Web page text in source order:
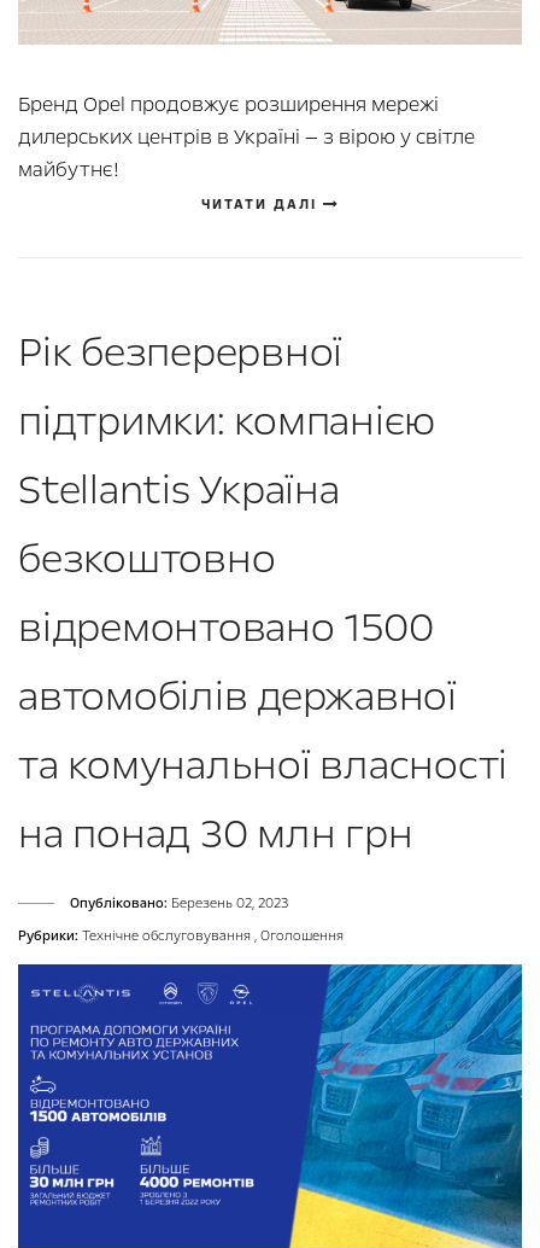
Бренд Opel продовжує розширення мережі
дилерських центрів в Україні — з вірою у світле
майбутнє!
ЧИТАТИ ДАЛІ
Рік безперервної
підтримки: компанією
Stellantis Україна
безкоштовно
відремонтовано 1500
автомобілів державної
та комунальної власності
на понад 30 млн грн
Опубліковано: Березень 02, 2023
Рубрики: Технічне обслуговування , Оголошення